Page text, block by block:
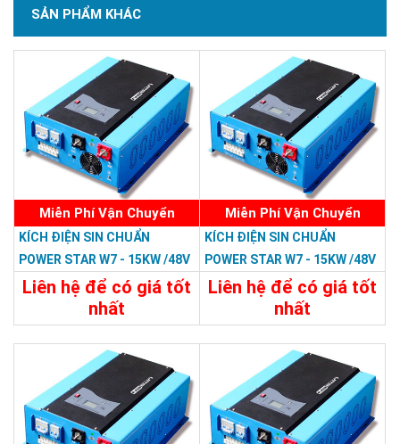
SẢN PHẨM KHÁC
Miễn Phí Vận Chuyển
KÍCH ĐIỆN SIN CHUẨN
POWER STAR W7 - 15KW /48V
LCD
Liên hệ để có giá tốt
nhất
47.988.000đ
Đặt Mua
Miễn Phí Vận Chuyển
KÍCH ĐIỆN SIN CHUẨN
POWER STAR W7 - 15KW /48V
Liên hệ để có giá tốt
nhất
46.798.800đ
Đặt Mua